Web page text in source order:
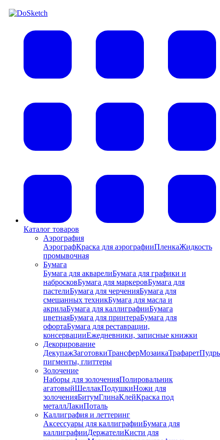
Каталог товаров
Аэрография
АэрографКраска для аэрографииПленкаЖидкость
промывочная
Бумага
Бумага для акварелиБумага для графики и
набросковБумага для маркеровБумага для
пастелиБумага для черченияБумага для
смешанных техникБумага для масла и
акрилаБумага для каллиграфииБумага
цветнаяБумага для принтераБумага для
офортаБумага для реставрации,
консервацииЕжедневники, записные книжки
Декорирование
ДекупажЗаготовкиТрансферМозаикаТрафарет
пигменты, глиттеры
Золочение
Наборы для золоченияПолировальник
агатовыйШеллакПодушкиНожи для
золоченияБитумГлинаКлейКраска под
металлЛакиПоталь
Каллиграфия и леттеринг
Аксессуары для каллиграфииБумага для
каллиграфииДержателиКисти для